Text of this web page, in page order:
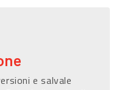
e salvale